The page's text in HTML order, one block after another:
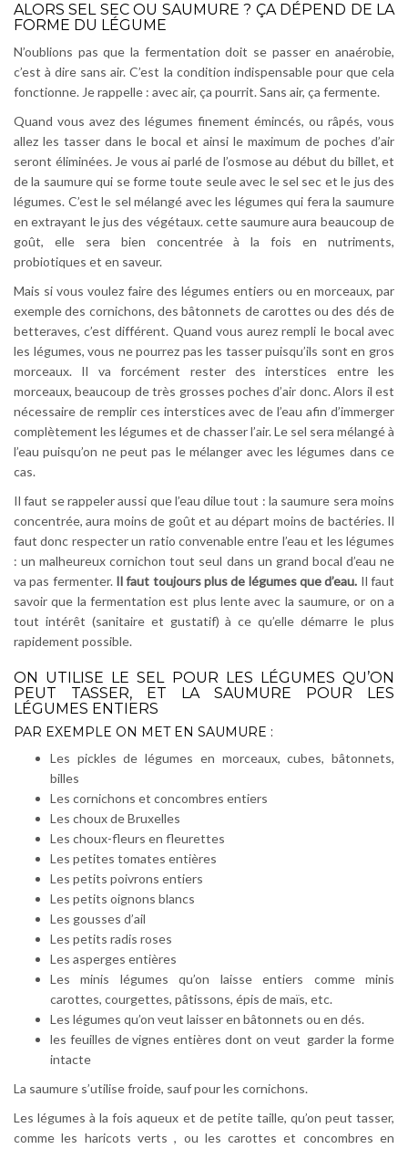
ALORS SEL SEC OU SAUMURE ? ÇA DÉPEND DE LA
FORME DU LÉGUME
N’oublions pas que la fermentation doit se passer en anaérobie,
c’est à dire sans air. C’est la condition indispensable pour que cela
fonctionne. Je rappelle : avec air, ça pourrit. Sans air, ça fermente.
Quand vous avez des légumes finement émincés, ou râpés, vous
allez les tasser dans le bocal et ainsi le maximum de poches d’air
seront éliminées. Je vous ai parlé de l’osmose au début du billet, et
de la saumure qui se forme toute seule avec le sel sec et le jus des
légumes. C’est le sel mélangé avec les légumes qui fera la saumure
en extrayant le jus des végétaux. cette saumure aura beaucoup de
goût, elle sera bien concentrée à la fois en nutriments,
probiotiques et en saveur.
Mais si vous voulez faire des légumes entiers ou en morceaux, par
exemple des cornichons, des bâtonnets de carottes ou des dés de
betteraves, c’est différent. Quand vous aurez rempli le bocal avec
les légumes, vous ne pourrez pas les tasser puisqu’ils sont en gros
morceaux. Il va forcément rester des interstices entre les
morceaux, beaucoup de très grosses poches d’air donc. Alors il est
nécessaire de remplir ces interstices avec de l’eau afin d’immerger
complètement les légumes et de chasser l’air. Le sel sera mélangé à
l’eau puisqu’on ne peut pas le mélanger avec les légumes dans ce
cas.
Il faut se rappeler aussi que l’eau dilue tout : la saumure sera moins
concentrée, aura moins de goût et au départ moins de bactéries. Il
faut donc respecter un ratio convenable entre l’eau et les légumes
: un malheureux cornichon tout seul dans un grand bocal d’eau ne
va pas fermenter. Il faut toujours plus de légumes que d’eau. Il faut
savoir que la fermentation est plus lente avec la saumure, or on a
tout intérêt (sanitaire et gustatif) à ce qu’elle démarre le plus
rapidement possible.
ON UTILISE LE SEL POUR LES LÉGUMES QU’ON
PEUT TASSER, ET LA SAUMURE POUR LES
LÉGUMES ENTIERS
PAR EXEMPLE ON MET EN SAUMURE :
Les pickles de légumes en morceaux, cubes, bâtonnets,
billes
Les cornichons et concombres entiers
Les choux de Bruxelles
Les choux-fleurs en fleurettes
Les petites tomates entières
Les petits poivrons entiers
Les petits oignons blancs
Les gousses d’ail
Les petits radis roses
Les asperges entières
Les minis légumes qu’on laisse entiers comme minis
carottes, courgettes, pâtissons, épis de maïs, etc.
Les légumes qu’on veut laisser en bâtonnets ou en dés.
les feuilles de vignes entières dont on veut garder la forme
intacte
La saumure s’utilise froide, sauf pour les cornichons.
Les légumes à la fois aqueux et de petite taille, qu’on peut tasser,
comme les haricots verts , ou les carottes et concombres en